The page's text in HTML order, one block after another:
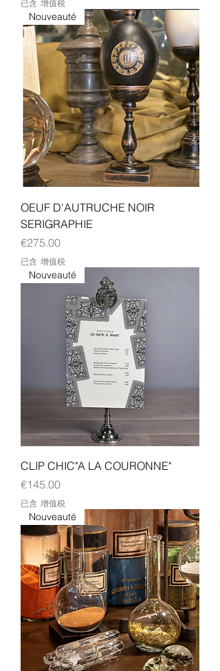
已含 增值税
Nouveauté
OEUF D'AUTRUCHE NOIR
SERIGRAPHIE
價格
€275.00
已含 增值税
Nouveauté
CLIP CHIC"A LA COURONNE"
價格
€145.00
已含 增值税
Nouveauté